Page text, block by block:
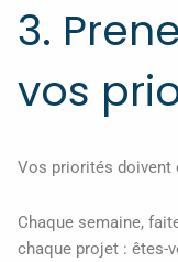
3.
vos
Vos priorités doivent
Chaque semaine,
chaque projet : êtes-